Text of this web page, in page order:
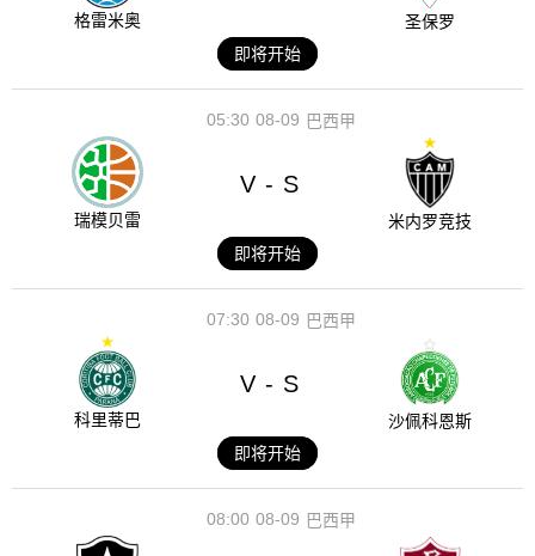
格雷米奥
圣保罗
即将开始
08-09
05:30 巴西甲
瑞模贝雷
V - S
米内罗竞技
即将开始
08-09
07:30 巴西甲
科里蒂巴
V - S
沙佩科恩斯
即将开始
08-09
08:00 巴西甲